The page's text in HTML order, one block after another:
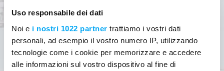
Uso responsabile dei dati
Noi e i nostri 1022 partner trattiamo i vostri dati
personali, ad esempio il vostro numero IP, utilizzando
tecnologie come i cookie per memorizzare e accedere
alle informazioni sul vostro dispositivo al fine di
Hai qualche domanda?
Parla con un esperto